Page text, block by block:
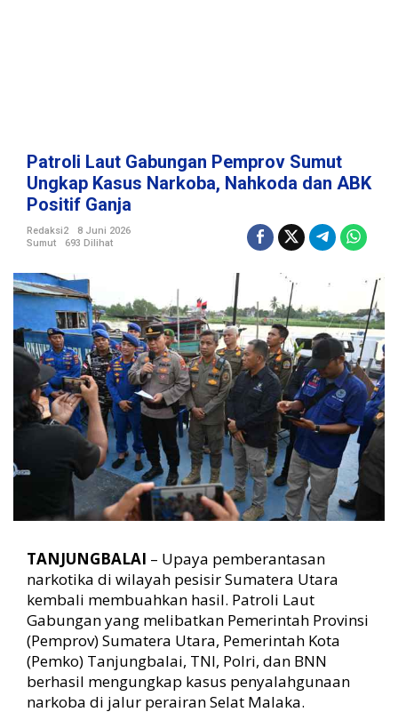
v
S
u
g
k
a
p
K
a
s
u
s
N
a
r
k
o
a
,
N
a
h
k
o
d
a
Patroli Laut Gabungan Pemprov Sumut
Ungkap Kasus Narkoba, Nahkoda dan ABK
Positif Ganja
Redaksi2
8 Juni 2026
Sumut
693 Dilihat
TANJUNGBALAI – Upaya pemberantasan
narkotika di wilayah pesisir Sumatera Utara
kembali membuahkan hasil. Patroli Laut
Gabungan yang melibatkan Pemerintah Provinsi
(Pemprov) Sumatera Utara, Pemerintah Kota
(Pemko) Tanjungbalai, TNI, Polri, dan BNN
berhasil mengungkap kasus penyalahgunaan
narkoba di jalur perairan Selat Malaka.